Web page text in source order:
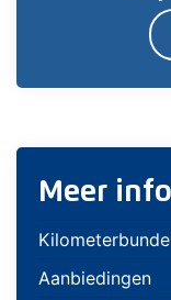
Meer
Aanbiedingen